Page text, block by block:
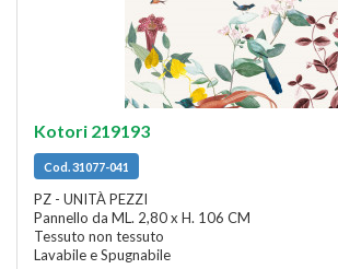
Kotori 219193
Cod. 31077-041
PZ - UNITÀ PEZZI
Pannello da ML. 2,80 x H. 106 CM
Tessuto non tessuto
Lavabile e Spugnabile